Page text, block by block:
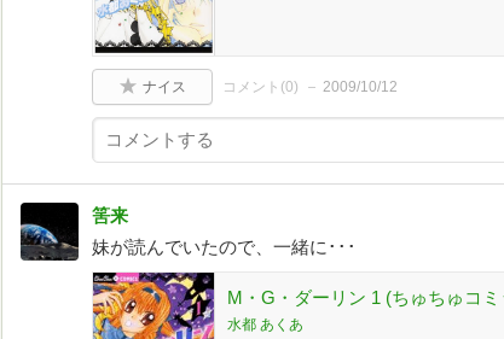
ナイス コメント(0) 2009/10/12
筈来
妹が読んでいたので、一緒に･･･
M・G・ダーリン 1 (ちゅちゅコ
水都 あくあ